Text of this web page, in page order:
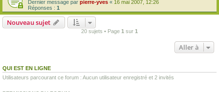
Dernier message par pierre-yves « 16 mai 2007, 12:26
Réponses : 1
Nouveau sujet
20 sujets • Page 1 sur 1
Aller à
QUI EST EN LIGNE
Utilisateurs parcourant ce forum : Aucun utilisateur enregistré et 2 invités